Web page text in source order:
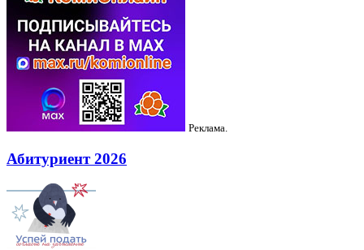
Реклама.
Абитуриент 2026